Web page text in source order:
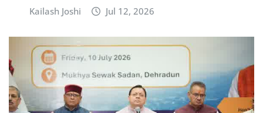
Kailash Joshi Jul 12, 2026